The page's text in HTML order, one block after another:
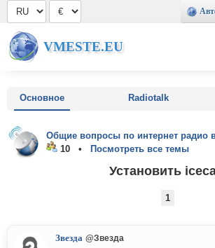
VMESTE.EU
Основное Radiotalk
Общие вопросы по интернет радио
10 •
Посмотреть все темы
Установить
1
Звезда @Звезда